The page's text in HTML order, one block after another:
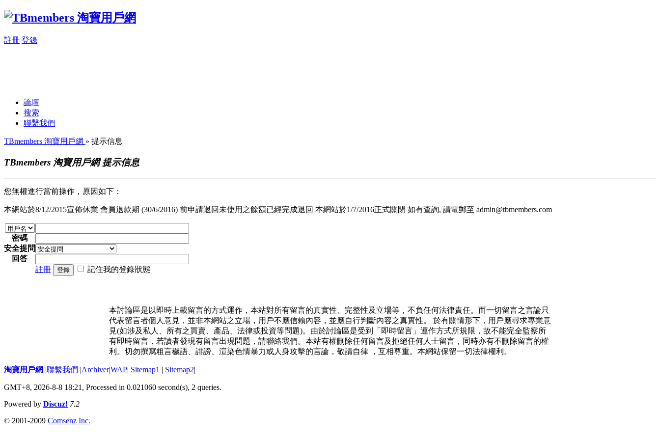
註冊 登錄
論壇
搜索
聯繫我們
TBmembers 淘寶用戶網 » 提示信息
TBmembers 淘寶用戶網 提示信息
您無權進行當前操作，原因如下：
本網站於8/12/2015宣佈休業 會員退款期 (30/6/2016) 前申請退回未使用之餘額已經完成退回 本網站於1/7/2016正式關閉 如有查詢, 請電郵至 admin@tbmembers.com
密碼
安全提問
回答
註冊
登錄 記住我的登錄狀態
本討論區是以即時上載留言的方式運作，本站對所有留言的真實性、完整性及立場等，不負任何法律責任。而一切留言之言論只
代表留言者個人意見，並非本網站之立場，用戶不應信賴內容，並應自行判斷內容之真實性。 於有關情形下，用戶應尋求專業意
見(如涉及私人、所有之買賣、產品、法律或投資等問題)。由於討論區是受到「即時留言」運作方式所規限，故不能完全監察所
有即時留言，若讀者發現有留言出現問題，請聯絡我們。本站有權刪除任何留言及拒絕任何人士留言，同時亦有不刪除留言的權
利。切勿撰寫粗言穢語、誹謗、渲染色情暴力或人身攻擊的言論，敬請自律 ，互相尊重。本網站保留一切法律權利。
淘寶用戶網 |聯繫我們 |Archiver|WAP| Sitemap1 | Sitemap2|
GMT+8, 2026-8-8 18:21, Processed in 0.021060 second(s), 2 queries.
Powered by Discuz! 7.2
© 2001-2009 Comsenz Inc.